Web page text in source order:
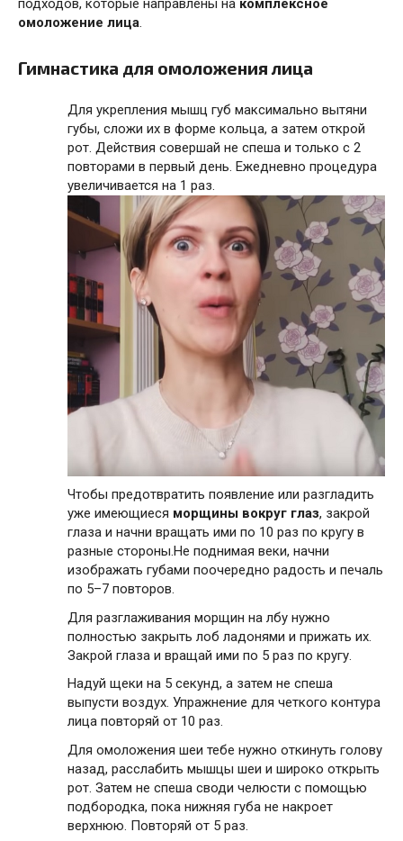
подходов, которые направлены на комплексное
омоложение лица.
Гимнастика для омоложения лица
Для укрепления мышц губ максимально вытяни
губы, сложи их в форме кольца, а затем открой
рот. Действия совершай не спеша и только с 2
повторами в первый день. Ежедневно процедура
увеличивается на 1 раз.
Чтобы предотвратить появление или разгладить
уже имеющиеся морщины вокруг глаз, закрой
глаза и начни вращать ими по 10 раз по кругу в
разные стороны.Не поднимая веки, начни
изображать губами поочередно радость и печаль
по 5–7 повторов.
Для разглаживания морщин на лбу нужно
полностью закрыть лоб ладонями и прижать их.
Закрой глаза и вращай ими по 5 раз по кругу.
Надуй щеки на 5 секунд, а затем не спеша
выпусти воздух. Упражнение для четкого контура
лица повторяй от 10 раз.
Для омоложения шеи тебе нужно откинуть голову
назад, расслабить мышцы шеи и широко открыть
рот. Затем не спеша своди челюсти с помощью
подбородка, пока нижняя губа не накроет
верхнюю. Повторяй от 5 раз.